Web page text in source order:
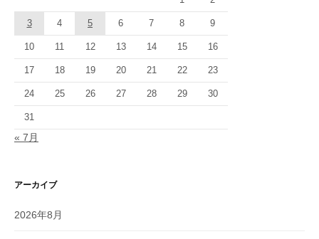
3 4 5 6 7 8 9
10 11 12 13 14 15 16
17 18 19 20 21 22 23
24 25 26 27 28 29 30
31
« 7月
アーカイブ
2026年8月